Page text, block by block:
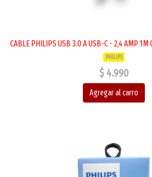
CABLE PHILIPS USB 3.0 A USB-C - 2,4 AMP 1M
PHILIPS
$ 4.990
Agregar al carro